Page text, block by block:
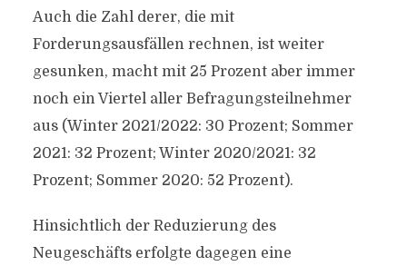
Auch die Zahl derer, die mit
Forderungsausfällen rechnen, ist weiter
gesunken, macht mit 25 Prozent aber immer
noch ein Viertel aller Befragungsteilnehmer
aus (Winter 2021/2022: 30 Prozent; Sommer
2021: 32 Prozent; Winter 2020/2021: 32
Prozent; Sommer 2020: 52 Prozent).
Hinsichtlich der Reduzierung des
Neugeschäfts erfolgte dagegen eine